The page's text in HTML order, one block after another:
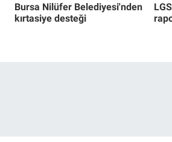
Bursa Nilüfer Belediyesi'nden
kırtasiye desteği